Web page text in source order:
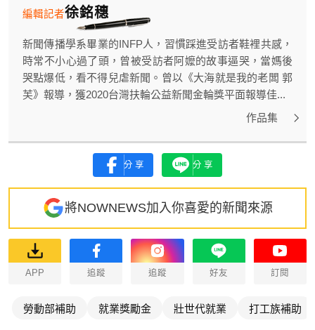
徐銘穗
編輯記者
新聞傳播學系畢業的INFP人，習慣踩進受訪者鞋裡共感，
時常不小心過了頭，曾被受訪者阿嬤的故事逼哭，當媽後
哭點爆低，看不得兒虐新聞。曾以《大海就是我的老闆 郭
芙》報導，獲2020台灣扶輪公益新聞金輪獎平面報導佳...
作品集
分享 分享
將NOWNEWS加入你喜愛的新聞來源
APP 追蹤 追蹤 好友 訂閱
勞動部補助 就業獎勵金 壯世代就業 打工族補助